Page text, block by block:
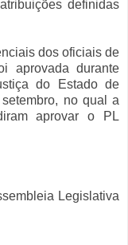
definidas
dos oficiais de
aprovada durante
do Estado de
no qual a
aprovar o PL
Legislativa